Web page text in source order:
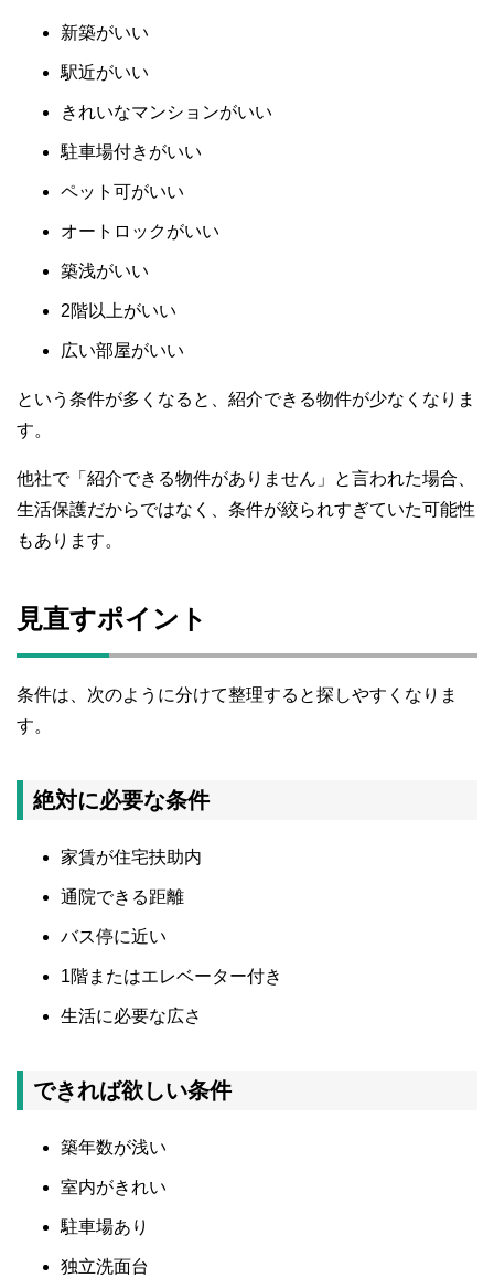
新築がいい
駅近がいい
きれいなマンションがいい
駐車場付きがいい
ペット可がいい
オートロックがいい
築浅がいい
2階以上がいい
広い部屋がいい
という条件が多くなると、紹介できる物件が少なくなりま
す。
他社で「紹介できる物件がありません」と言われた場合、
生活保護だからではなく、条件が絞られすぎていた可能性
もあります。
見直すポイント
条件は、次のように分けて整理すると探しやすくなりま
す。
絶対に必要な条件
家賃が住宅扶助内
通院できる距離
バス停に近い
1階またはエレベーター付き
生活に必要な広さ
できれば欲しい条件
築年数が浅い
室内がきれい
駐車場あり
独立洗面台